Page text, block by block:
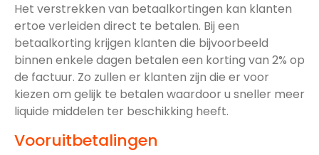
Het verstrekken van betaalkortingen kan klanten
ertoe verleiden direct te betalen. Bij een
betaalkorting krijgen klanten die bijvoorbeeld
binnen enkele dagen betalen een korting van 2% op
de factuur. Zo zullen er klanten zijn die er voor
kiezen om gelijk te betalen waardoor u sneller meer
liquide middelen ter beschikking heeft.
Vooruitbetalingen